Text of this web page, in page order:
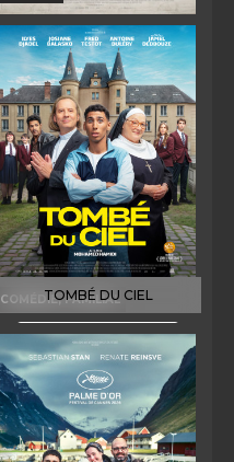
DE LA COMÉDIE-
FRANÇAISE
Horaires et Infos
Bande-annonce
Réservation
TOUT PUBLIC VF
COMÉDIE, FAMILIAL
TOMBÉ DU CIEL
Horaires et Infos
Bande-annonce
Réservation